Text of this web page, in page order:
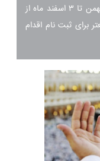
شده برای سفرهای عمره در بازه زمانی ۱۹ بهمن تا ۳ اسفند ماه از
برای ثبت نام اقدام